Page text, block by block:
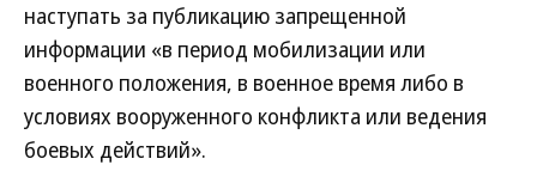
наступать за публикацию запрещенной
информации «в период мобилизации или
военного положения, в военное время либо в
условиях вооруженного конфликта или ведения
боевых действий».